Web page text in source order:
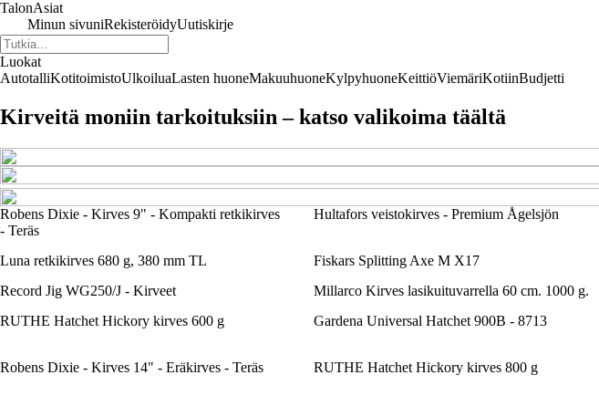
TalonAsiat
Minun sivuniRekisteröidyUutiskirje
Luokat
AutotalliKotitoimistoUlkoiluaLasten huoneMakuuhuoneKylpyhuoneKeittiöViemäriKotiinBudjetti
Kirveitä moniin tarkoituksiin – katso valikoima täältä
Robens Dixie - Kirves 9" - Kompakti retkikirves
- Teräs
Hultafors veistokirves - Premium Ågelsjön
Luna retkikirves 680 g, 380 mm TL Fiskars Splitting Axe M X17
Record Jig WG250/J - Kirveet
Millarco Kirves lasikuituvarrella 60 cm. 1000 g.
RUTHE Hatchet Hickory kirves 600 g
Gardena Universal Hatchet 900B - 8713
Robens Dixie - Kirves 14" - Eräkirves - Teräs
RUTHE Hatchet Hickory kirves 800 g